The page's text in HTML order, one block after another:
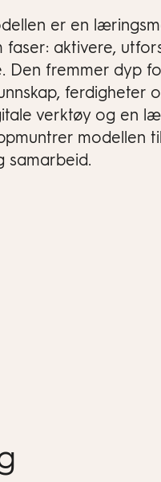
er en
faser: aktivere,
Den fremmer dyp
ferdigheter
verktøy og en
modellen
samarbeid.